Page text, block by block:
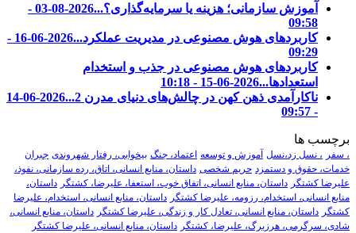
آموزش سازمانی؛ هزینه یا سرمایه‌گذاری؟...
2026-08-03 -
09:58
کاربردهای هوش مصنوعی در مدیریت عملکرد...
2026-06-16 -
09:29
کاربردهای هوش مصنوعی در جذب و استخدام
استعدادها...2026-06-15 - 10:18
ناکارآمدی ذهن کهن در چالش‌های دنیای مدرن 2...
2026-06-14
- 09:57
برچسب ها
، سفر ، نسل زد،نسل آموزش و توسعه اعتماد، جنگ بیخوابی، رفتار شهروندی جبران
خدمات، حقوق و دستمزد حریم شخصی داستان، منابع انسانی، اتاق، رده سازمانی، نفوذ،
علیرضا کشتگر داستان، منابع انسانی، اتفاق خوب، استعفا، علیرضا، کشتگر داستان،
منابع انسانی، استخدام، رزومه، علیرضا کشتگر داستان، منابع انسانی، استخدام، علیرضا
کشتگر داستان، منابع انسانی، تعادل کار و زندگی، علیرضا کشتگر داستان، منابع انسانی،
شادی، سرگرمی، هرزبرگ، علیرضا، کشتگر داستان، منابع انسانی، علیرضا کشتگر